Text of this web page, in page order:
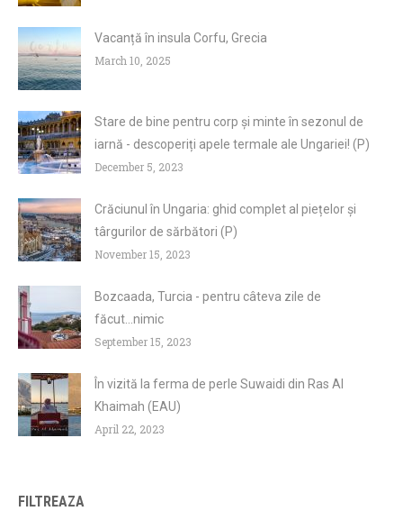
Vacanță în insula Corfu, Grecia
March 10, 2025
Stare de bine pentru corp și minte în sezonul de
iarnă - descoperiți apele termale ale Ungariei! (P)
December 5, 2023
Crăciunul în Ungaria: ghid complet al piețelor și
târgurilor de sărbători (P)
November 15, 2023
Bozcaada, Turcia - pentru câteva zile de
făcut...nimic
September 15, 2023
În vizită la ferma de perle Suwaidi din Ras Al
Khaimah (EAU)
April 22, 2023
FILTREAZA